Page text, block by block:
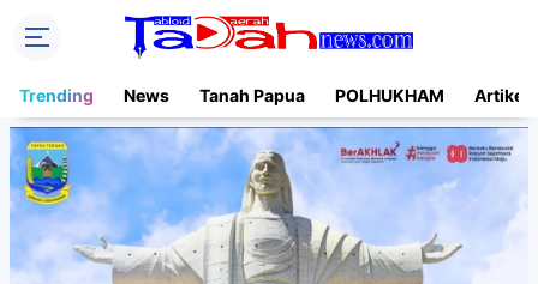
Trending News Tanah Papua POLHUKHAM Artikel